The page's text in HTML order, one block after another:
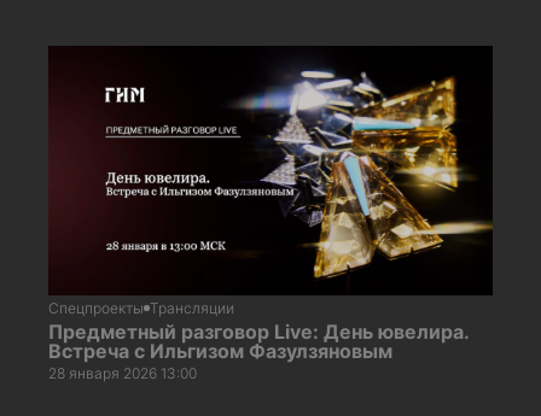
Спецпроекты Трансляции
Предметный разговор Live: День ювелира.
Встреча с Ильгизом Фазулзяновым
28 января 2026 13:00